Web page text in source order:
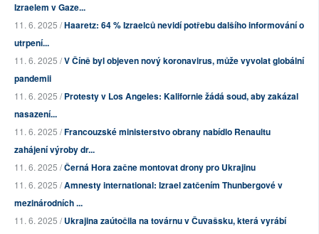
Izraelem v Gaze...
11. 6. 2025 /Haaretz: 64 % Izraelců nevidí potřebu dalšího informování o
utrpení...
11. 6. 2025 /V Číně byl objeven nový koronavirus, může vyvolat globální
pandemii
11. 6. 2025 /Protesty v Los Angeles: Kalifornie žádá soud, aby zakázal
nasazení...
11. 6. 2025 /Francouzské ministerstvo obrany nabídlo Renaultu
zahájení výroby dr...
11. 6. 2025 /Černá Hora začne montovat drony pro Ukrajinu
11. 6. 2025 /Amnesty international: Izrael zatčením Thunbergové v
mezinárodních ...
11. 6. 2025 /Ukrajina zaútočila na továrnu v Čuvašsku, která vyrábí